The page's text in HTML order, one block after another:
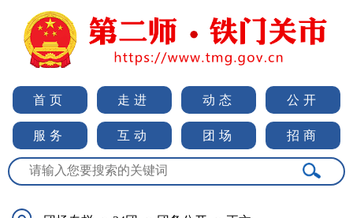
首页 走进 动态 公开
服务 互动 团场 招商